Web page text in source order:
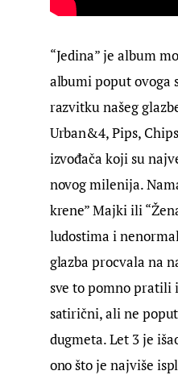
“Jedina” je album
albumi poput ovoga
razvitku našeg
Urban&4, Pips,
izvođača koji su
novog milenija.
krene” Majki ili
ludostima i
glazba procvala na
sve to pomno pratili
satirični, ali ne
dugmeta. Let 3 je
ono što je najviše